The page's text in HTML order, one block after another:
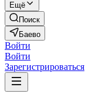
Ещё
Поиск
Баево
Войти
Войти
Зарегистрироваться